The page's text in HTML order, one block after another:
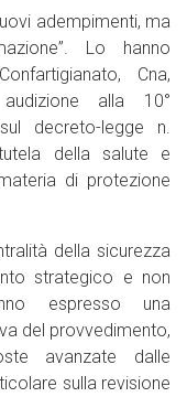
adempimenti, ma
Lo hanno
Cna,
alla 10°
decreto-legge n.
della salute e
di protezione
della sicurezza
strategico e non
espresso una
del provvedimento,
avanzate dalle
sulla revisione